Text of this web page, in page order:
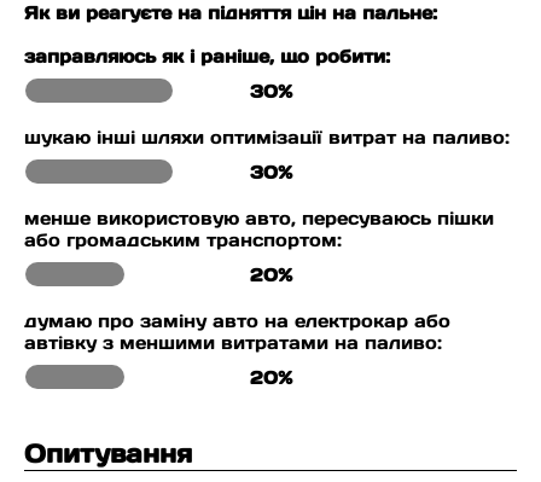
Як ви реагуєте на підняття цін на пальне:
заправляюсь як і раніше, що робити:
30%
шукаю інші шляхи оптимізації витрат на паливо:
30%
менше використовую авто, пересуваюсь пішки
або громадським транспортом:
20%
думаю про заміну авто на електрокар або
автівку з меншими витратами на паливо:
20%
Опитування